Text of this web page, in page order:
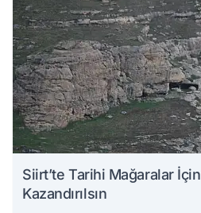
Siirt’te Tarihi Mağaralar
Kazandırılsın